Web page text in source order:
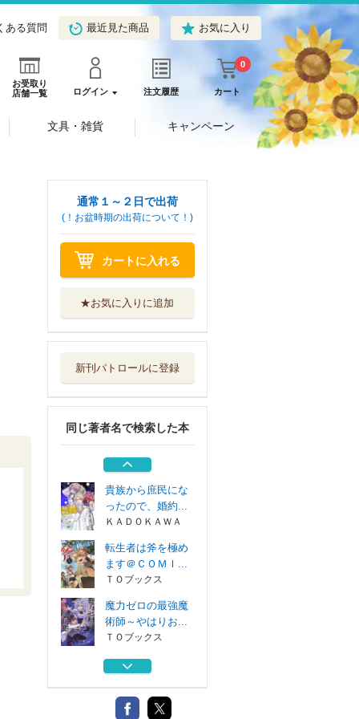
ある質問 最近見た商品 お気に入り
お受取り
店舗一覧
ログイン 注文履歴 カート
0
文具・雑貨 キャンペーン
通常１～２日で出荷
(！お盆時期の出荷について！)
カートに入れる
★お気に入りに追加
新刊パトロールに登録
同じ著者名で検索した本
魔力ゼロの最強魔
術師～やはりお...
貴族から庶民にな
ＫＡＤＯＫＡＷＡ
魔力ゼロの最強魔
術師～やはりお...
ＴＯブックス
貴族から庶民にな
ったので、婚約...
ＫＡＤＯＫＡＷＡ
転生者は斧を極め
ます＠ＣＯＭＩ...
ＴＯブックス
魔力ゼロの最強魔
術師～やはりお...
ＴＯブックス
貴族から庶民にな
ＫＡＤＯＫＡＷＡ